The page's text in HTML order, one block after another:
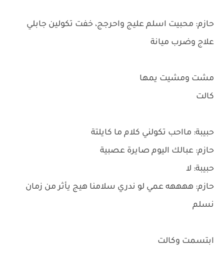
حازم: محبيت اسلم عليج واحرجج، خفت تكولين جابلي
علاج وضرب ميانة
مشت ومشيت يمها
كالت
حبيبة: مااحب تكولني كلام ما كايلتة
حازم: عبالك اليوم صايرة عصبية
حبيبة: لا
حازم: ههههه عمي لو ندري سلامنا هيج يأثر من زمان
نسلم
ابتسمت وكالت